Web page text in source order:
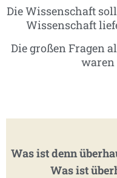
Die Wissenschaft
Wissenschaft
Die großen Fragen
waren
Was ist denn
Was ist